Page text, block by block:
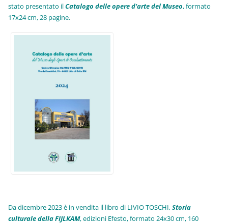
stato presentato ilCatalogo delle opere d'arte del Museo, formato
17x24 cm, 28 pagine.
Da dicembre 2023 è in vendita il libro di LIVIO TOSCHI,Storia
culturale della FIJLKAM, edizioni Efesto, formato 24x30 cm, 160